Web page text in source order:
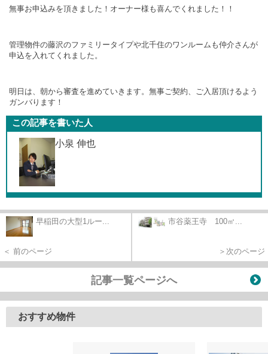
無事お申込みを頂きました！オーナー様も喜んでくれました！！
管理物件の藤沢のファミリータイプや北千住のワンルームも仲介さんが
申込を入れてくれました。
明日は、朝から審査を進めていきます。無事ご契約、ご入居頂けるよう
ガンバります！
この記事を書いた人
小泉 伸也
早稲田の大型1ルー...
＜ 前のページ
市谷薬王寺 100㎡...
＞次のページ
記事一覧ページへ
おすすめ物件